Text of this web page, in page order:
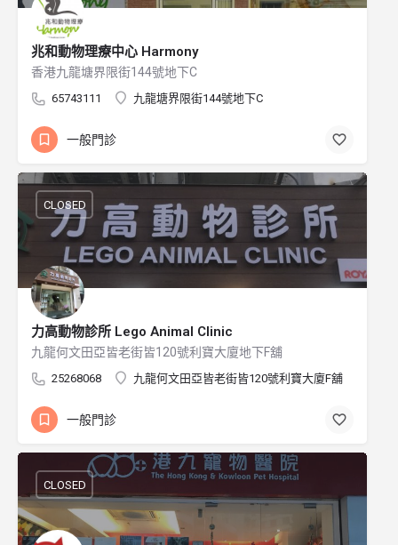
兆和動物理療中心 Harmony
香港九龍塘界限街144號地下C
65743111 九龍塘界限街144號地下C
一般門診
力高動物診所 Lego Animal Clinic
九龍何文田亞皆老街皆120號利寶大廈地下F舖
25268068 九龍何文田亞皆老街皆120號利寶大廈F舖
CLOSED
一般門診
CLOSED